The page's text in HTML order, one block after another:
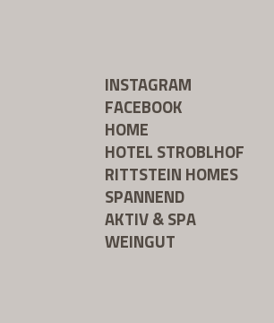
INSTAGRAM
FACEBOOK
HOME
HOTEL STROBLHOF
RITTSTEIN HOMES
SPANNEND
AKTIV & SPA
WEINGUT